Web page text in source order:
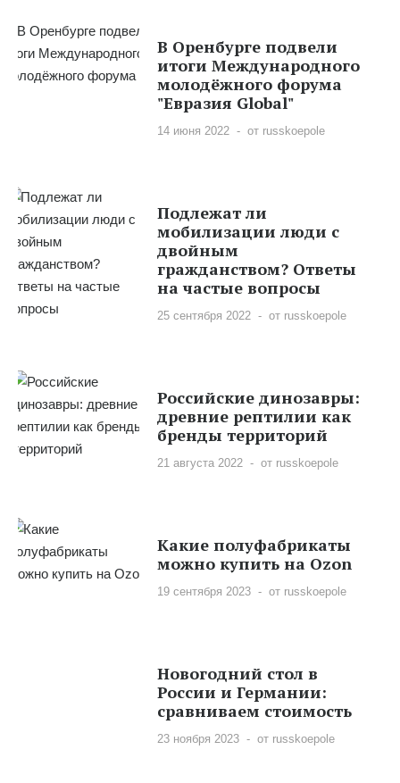
В Оренбурге подвели
итоги Международного
молодёжного форума
"Евразия Global"
14 июня 2022 от russkoepole
Подлежат ли
мобилизации люди с
двойным
гражданством? Ответы
на частые вопросы
25 сентября 2022 от russkoepole
Российские динозавры:
древние рептилии как
бренды территорий
21 августа 2022 от russkoepole
Какие полуфабрикаты
можно купить на Ozon
19 сентября 2023 от russkoepole
Новогодний стол в
России и Германии:
сравниваем стоимость
23 ноября 2023 от russkoepole